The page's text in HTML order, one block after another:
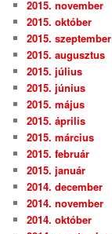
2015. november
2015. október
2015. szeptember
2015. augusztus
2015. július
2015. június
2015. május
2015. április
2015. március
2015. február
2015. január
2014. december
2014. november
2014. október